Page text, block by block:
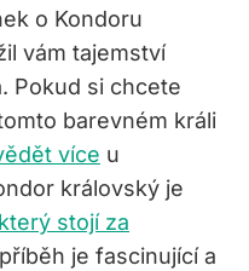
o Kondoru
vám tajemství
Pokud si chcete
barevném králi
více u
královský je
který stojí za
je fascinující a